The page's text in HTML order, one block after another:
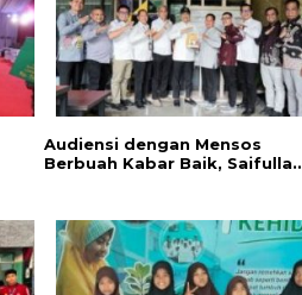
Audiensi dengan Mensos
Berbuah Kabar Baik, Saifullah
Sekolah Rakyat di Kuansing